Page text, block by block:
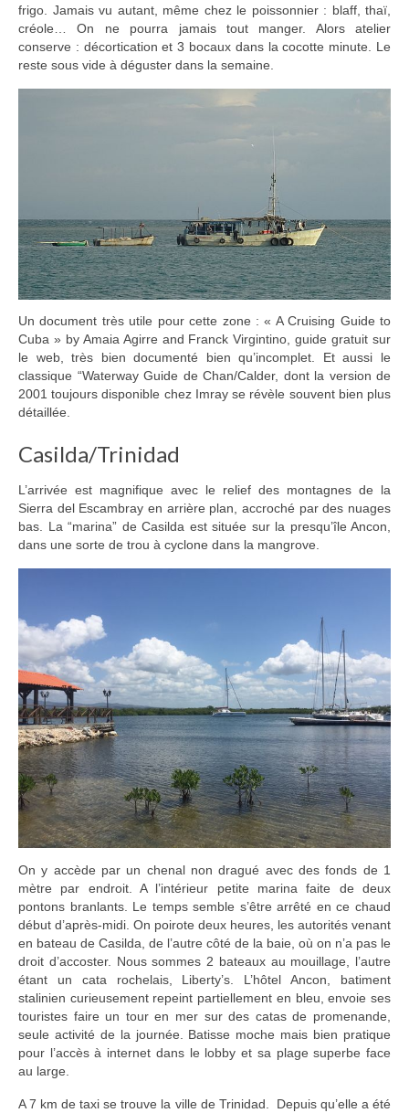
frigo. Jamais vu autant, même chez le poissonnier : blaff, thaï,
créole… On ne pourra jamais tout manger. Alors atelier
conserve : décortication et 3 bocaux dans la cocotte minute. Le
reste sous vide à déguster dans la semaine.
Un document très utile pour cette zone : « A Cruising Guide to
Cuba » by Amaia Agirre and Franck Virgintino, guide gratuit sur
le web, très bien documenté bien qu’incomplet. Et aussi le
classique “Waterway Guide de Chan/Calder, dont la version de
2001 toujours disponible chez Imray se révèle souvent bien plus
détaillée.
Casilda/Trinidad
L’arrivée est magnifique avec le relief des montagnes de la
Sierra del Escambray en arrière plan, accroché par des nuages
bas. La “marina” de Casilda est située sur la presqu’île Ancon,
dans une sorte de trou à cyclone dans la mangrove.
On y accède par un chenal non dragué avec des fonds de 1
mètre par endroit. A l’intérieur petite marina faite de deux
pontons branlants. Le temps semble s’être arrêté en ce chaud
début d’après-midi. On poirote deux heures, les autorités venant
en bateau de Casilda, de l’autre côté de la baie, où on n’a pas le
droit d’accoster. Nous sommes 2 bateaux au mouillage, l’autre
étant un cata rochelais, Liberty’s. L’hôtel Ancon, batiment
stalinien curieusement repeint partiellement en bleu, envoie ses
touristes faire un tour en mer sur des catas de promenande,
seule activité de la journée. Batisse moche mais bien pratique
pour l’accès à internet dans le lobby et sa plage superbe face
au large.
A 7 km de taxi se trouve la ville de Trinidad. Depuis qu’elle a été